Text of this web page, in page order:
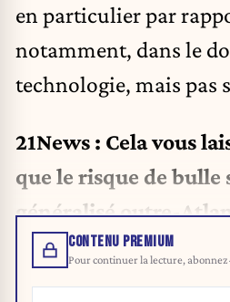
en particulier par
notamment, dans le
technologie, mais pas
21News : Cela vous
que le risque de bulle
généralisé outre-
CONTENU PREMIUM
Pour continuer la lecture,